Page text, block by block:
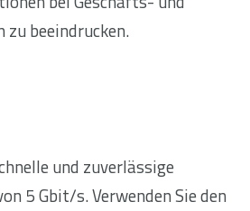
zu beeindrucken.
und zuverlässige
5 Gbit/s. Verwenden Sie den